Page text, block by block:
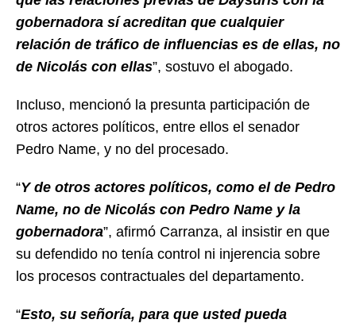
gobernadora sí acreditan que cualquier
relación de tráfico de influencias es de ellas, no
de Nicolás con ellas”, sostuvo el abogado.
Incluso, mencionó la presunta participación de
otros actores políticos, entre ellos el senador
Pedro Name, y no del procesado.
“Y de otros actores políticos, como el de Pedro
Name, no de Nicolás con Pedro Name y la
gobernadora”, afirmó Carranza, al insistir en que
su defendido no tenía control ni injerencia sobre
los procesos contractuales del departamento.
“Esto, su señoría, para que usted pueda